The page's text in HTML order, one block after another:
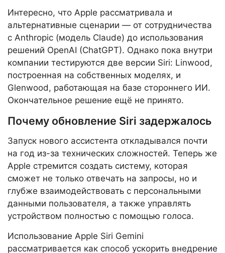
Интересно, что Apple рассматривала и
альтернативные сценарии — от сотрудничества
с Anthropic (модель Claude) до использования
решений OpenAI (ChatGPT). Однако пока внутри
компании тестируются две версии Siri: Linwood,
построенная на собственных моделях, и
Glenwood, работающая на базе стороннего ИИ.
Окончательное решение ещё не принято.
Почему обновление Siri задержалось
Запуск нового ассистента откладывался почти
на год из-за технических сложностей. Теперь же
Apple стремится создать систему, которая
сможет не только отвечать на запросы, но и
глубже взаимодействовать с персональными
данными пользователя, а также управлять
устройством полностью с помощью голоса.
Использование Apple Siri Gemini
рассматривается как способ ускорить внедрение